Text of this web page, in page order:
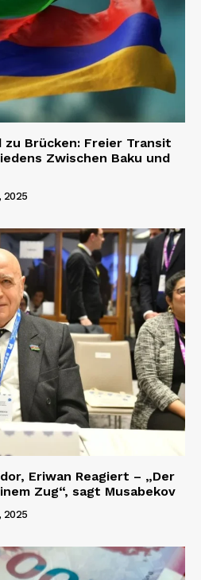
zu Brücken: Freier Transit
Zwischen Baku und
2025
Eriwan Reagiert – „Der
Zug“, sagt Musabekov
2025